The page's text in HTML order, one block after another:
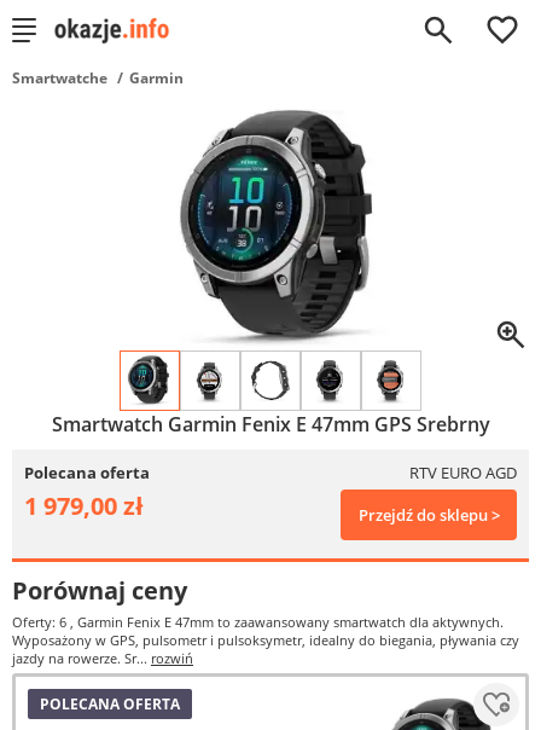
0
Smartwatche Garmin
Smartwatch Garmin Fenix E 47mm GPS Srebrny
Polecana oferta RTV EURO AGD
1 979,00 zł Przejdź do sklepu >
Porównaj ceny
Oferty: 6 , Garmin Fenix E 47mm to zaawansowany smartwatch dla aktywnych.
Wyposażony w GPS, pulsometr i pulsoksymetr, idealny do biegania, pływania czy
jazdy na rowerze. Sr... rozwiń
POLECANA OFERTA